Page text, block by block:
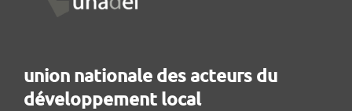
union nationale des acteurs du
développement local